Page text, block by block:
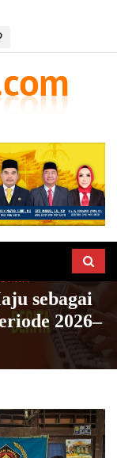
sebagai
2026–